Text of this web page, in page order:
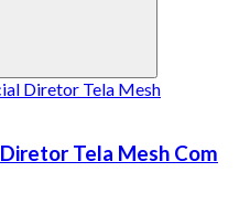
Tela Mesh Com